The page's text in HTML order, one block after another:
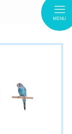
MENU